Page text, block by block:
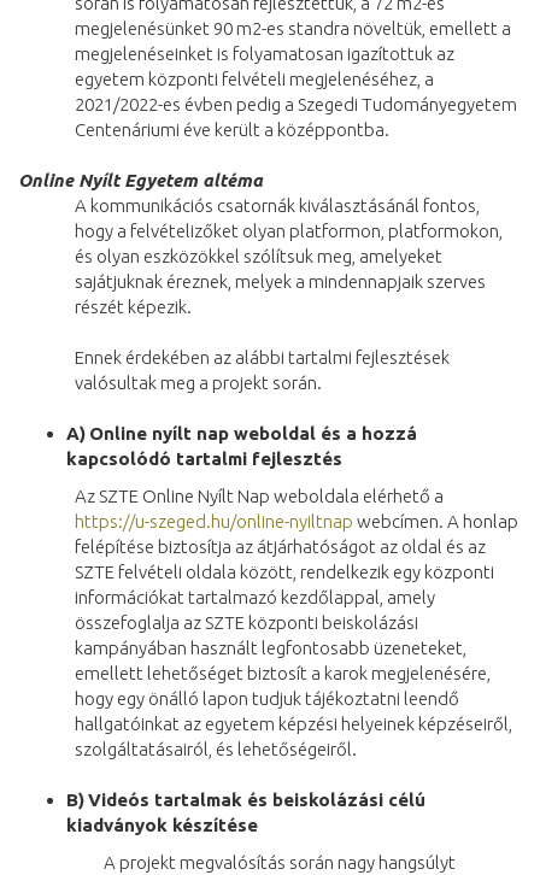
megjelenésünket 90 m2-es standra növeltük, emellett a
megjelenéseinket is folyamatosan igazítottuk az
egyetem központi felvételi megjelenéséhez, a
2021/2022-es évben pedig a Szegedi Tudományegyetem
Centenáriumi éve került a középpontba.
Online Nyílt Egyetem altéma
A kommunikációs csatornák kiválasztásánál fontos,
hogy a felvételizőket olyan platformon, platformokon,
és olyan eszközökkel szólítsuk meg, amelyeket
sajátjuknak éreznek, melyek a mindennapjaik szerves
részét képezik.
Ennek érdekében az alábbi tartalmi fejlesztések
valósultak meg a projekt során.
A) Online nyílt nap weboldal és a hozzá
kapcsolódó tartalmi fejlesztés
Az SZTE Online Nyílt Nap weboldala elérhető a
https://u-szeged.hu/online-nyiltnap webcímen. A honlap
felépítése biztosítja az átjárhatóságot az oldal és az
SZTE felvételi oldala között, rendelkezik egy központi
információkat tartalmazó kezdőlappal, amely
összefoglalja az SZTE központi beiskolázási
kampányában használt legfontosabb üzeneteket,
emellett lehetőséget biztosít a karok megjelenésére,
hogy egy önálló lapon tudjuk tájékoztatni leendő
hallgatóinkat az egyetem képzési helyeinek képzéseiről,
szolgáltatásairól, és lehetőségeiről.
B)Videós tartalmak és beiskolázási célú
kiadványok készítése
A projekt megvalósítás során nagy hangsúlyt